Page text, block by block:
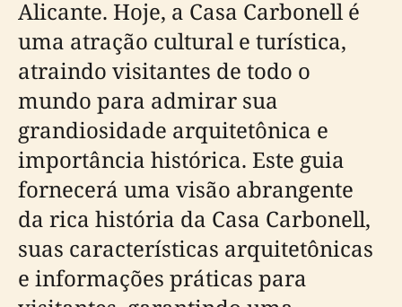
Alicante. Hoje, a Casa Carbonell é
uma atração cultural e turística,
atraindo visitantes de todo o
mundo para admirar sua
grandiosidade arquitetônica e
importância histórica. Este guia
fornecerá uma visão abrangente
da rica história da Casa Carbonell,
suas características arquitetônicas
e informações práticas para